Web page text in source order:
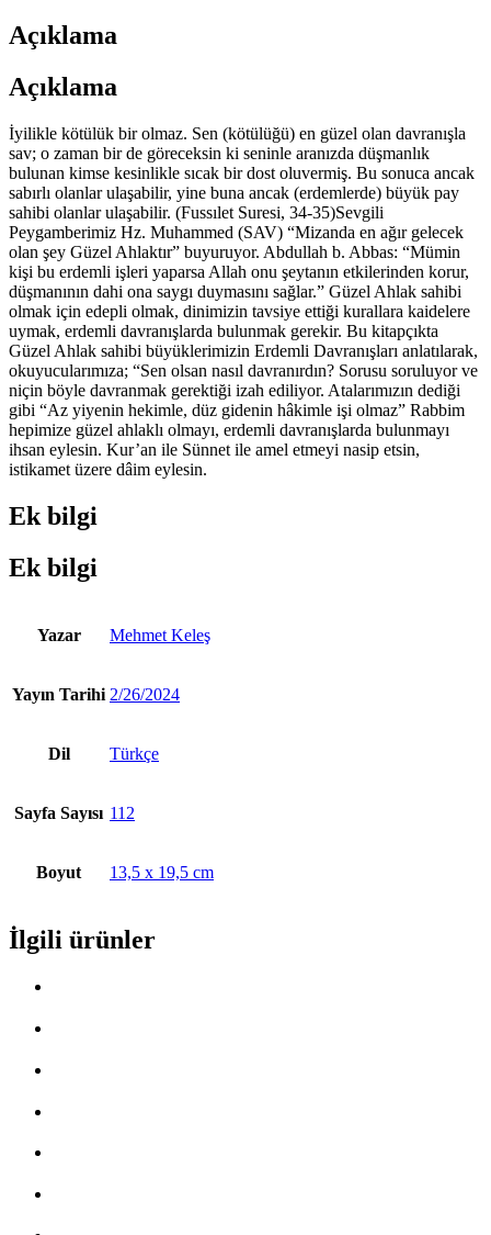
Açıklama
Açıklama
İyilikle kötülük bir olmaz. Sen (kötülüğü) en güzel olan davranışla
sav; o zaman bir de göreceksin ki seninle aranızda düşmanlık
bulunan kimse kesinlikle sıcak bir dost oluvermiş. Bu sonuca ancak
sabırlı olanlar ulaşabilir, yine buna ancak (erdemlerde) büyük pay
sahibi olanlar ulaşabilir. (Fussılet Suresi, 34-35)Sevgili
Peygamberimiz Hz. Muhammed (SAV) “Mizanda en ağır gelecek
olan şey Güzel Ahlaktır” buyuruyor. Abdullah b. Abbas: “Mümin
kişi bu erdemli işleri yaparsa Allah onu şeytanın etkilerinden korur,
düşmanının dahi ona saygı duymasını sağlar.” Güzel Ahlak sahibi
olmak için edepli olmak, dinimizin tavsiye ettiği kurallara kaidelere
uymak, erdemli davranışlarda bulunmak gerekir. Bu kitapçıkta
Güzel Ahlak sahibi büyüklerimizin Erdemli Davranışları anlatılarak,
okuyucularımıza; “Sen olsan nasıl davranırdın? Sorusu soruluyor ve
niçin böyle davranmak gerektiği izah ediliyor. Atalarımızın dediği
gibi “Az yiyenin hekimle, düz gidenin hâkimle işi olmaz” Rabbim
hepimize güzel ahlaklı olmayı, erdemli davranışlarda bulunmayı
ihsan eylesin. Kur’an ile Sünnet ile amel etmeyi nasip etsin,
istikamet üzere dâim eylesin.
Ek bilgi
Ek bilgi
Yazar Mehmet Keleş
Yayın Tarihi 2/26/2024
Dil Türkçe
Sayfa Sayısı 112
Boyut 13,5 x 19,5 cm
İlgili ürünler